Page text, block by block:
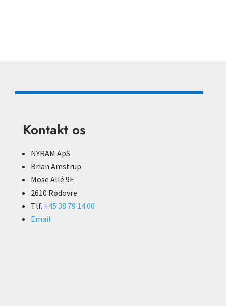
Kontakt os
NYRAM ApS
Brian Amstrup
Mose Allé 9E
2610 Rødovre
Tlf. +45 38 79 14 00
Email